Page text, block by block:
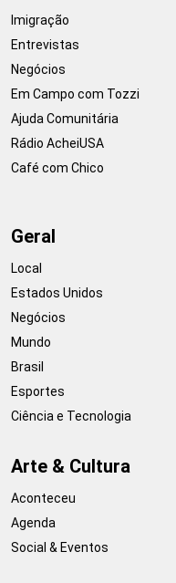
Imigração
Entrevistas
Negócios
Em Campo com Tozzi
Ajuda Comunitária
Rádio AcheiUSA
Café com Chico
Geral
Local
Estados Unidos
Negócios
Mundo
Brasil
Esportes
Ciência e Tecnologia
Arte & Cultura
Aconteceu
Agenda
Social & Eventos